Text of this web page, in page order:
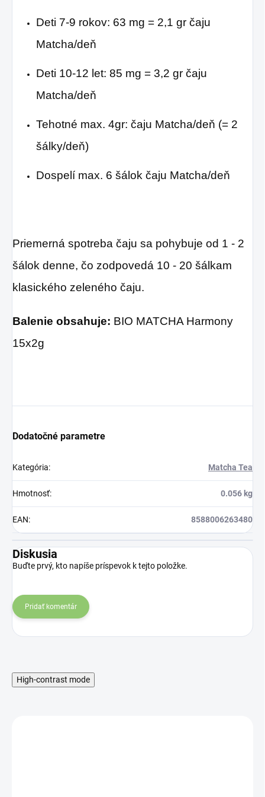
Deti 7-9 rokov: 63 mg = 2,1 gr čaju
Matcha/deň
Deti 10-12 let: 85 mg = 3,2 gr čaju
Matcha/deň
Tehotné max. 4gr: čaju Matcha/deň (= 2
šálky/deň)
Dospelí max. 6 šálok čaju Matcha/deň
Priemerná spotreba čaju sa pohybuje od 1 - 2
šálok denne, čo zodpovedá 10 - 20 šálkam
klasického zeleného čaju.
Balenie obsahuje: BIO MATCHA Harmony
15x2g
Dodatočné parametre
Kategória: Matcha Tea
Hmotnosť: 0.056 kg
EAN: 8588006263480
Diskusia
Buďte prvý, kto napíše príspevok k tejto položke.
Pridať komentár
High-contrast mode